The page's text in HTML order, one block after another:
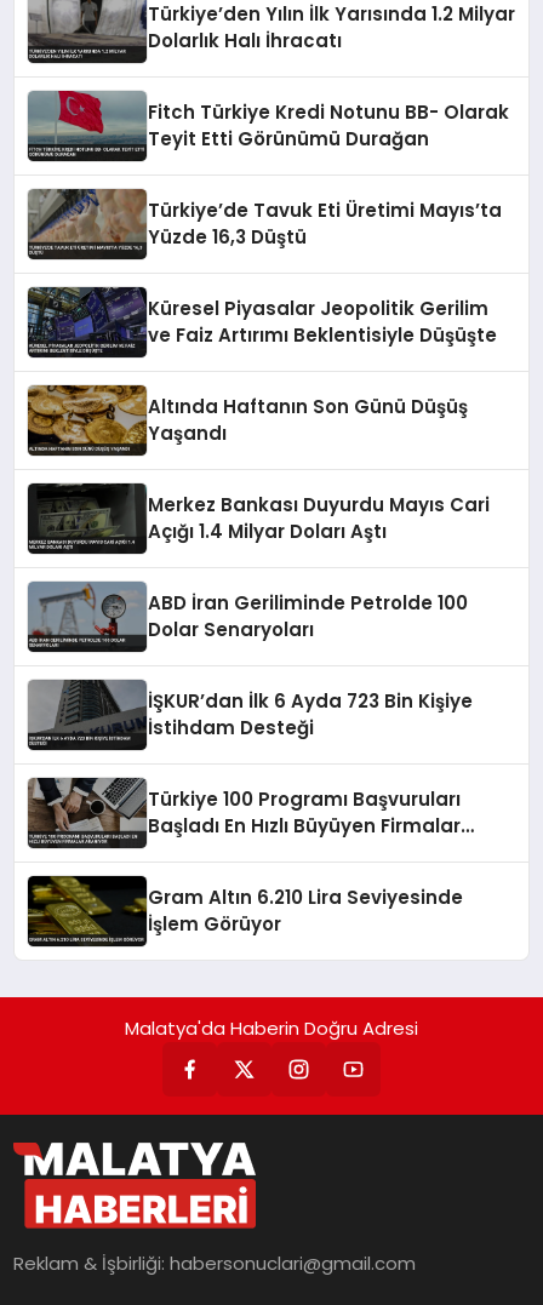
Türkiye’den Yılın İlk Yarısında 1.2 Milyar
Dolarlık Halı İhracatı
Fitch Türkiye Kredi Notunu BB- Olarak
Teyit Etti Görünümü Durağan
Türkiye’de Tavuk Eti Üretimi Mayıs’ta
Yüzde 16,3 Düştü
Küresel Piyasalar Jeopolitik Gerilim
ve Faiz Artırımı Beklentisiyle Düşüşte
Altında Haftanın Son Günü Düşüş
Yaşandı
Merkez Bankası Duyurdu Mayıs Cari
Açığı 1.4 Milyar Doları Aştı
ABD İran Geriliminde Petrolde 100
Dolar Senaryoları
İŞKUR’dan İlk 6 Ayda 723 Bin Kişiye
İstihdam Desteği
Türkiye 100 Programı Başvuruları
Başladı En Hızlı Büyüyen Firmalar
Gram Altın 6.210 Lira Seviyesinde
İşlem Görüyor
Malatya'da Haberin Doğru Adresi
Reklam & İşbirliği:habersonuclari@gmail.com